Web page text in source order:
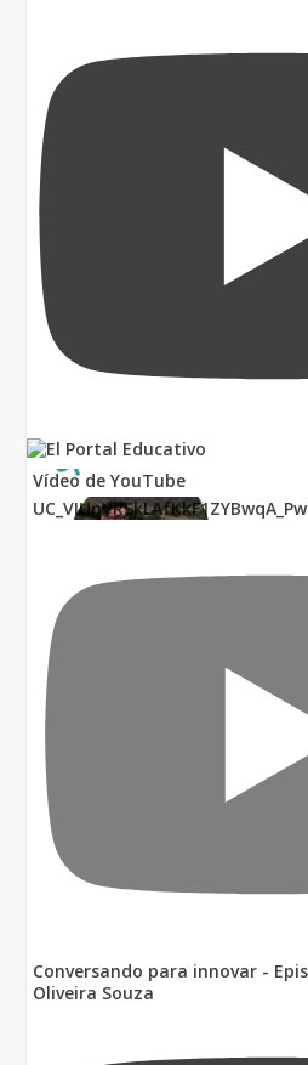
Vídeo de YouTube
Conversando para innovar -
Oliveira Souza